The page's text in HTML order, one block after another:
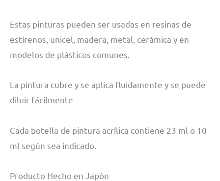
Estas pinturas pueden ser usadas en resinas de
estírenos, unicel, madera, metal, cerámica y en
modelos de plásticos comunes.
La pintura cubre y se aplica fluidamente y se puede
diluir fácilmente
Cada botella de pintura acrílica contiene 23 ml o 10
ml según sea indicado.
Producto Hecho en Japón